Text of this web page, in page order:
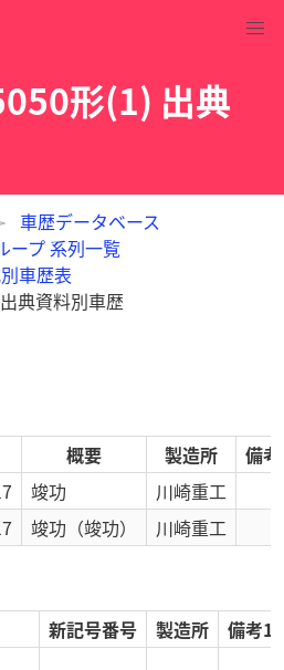
形(1) 出典
車歴データベース
ープ 系列一覧
車歴表
典資料別車歴
概要 製造所
備
竣功
川崎重工
竣功 （竣功） 川崎重工
新記号番号 製造所
備考1